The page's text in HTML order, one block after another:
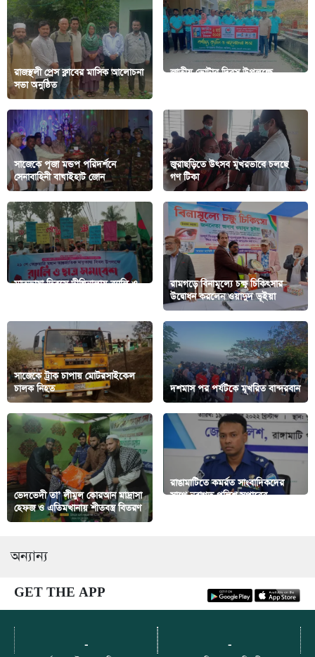
রাজস্থলী প্রেস ক্লাবের মাসিক আলোচনা
সভা অনুষ্ঠিত
জাতীয় ভোটার দিবস উপলক্ষে
সাজেকে পূজা মন্ডপ পরিদর্শনে
সেনাবাহিনী বাঘাইহাট জোন
জুরাছড়িতে উৎসব মূখরভাবে চলছে
গণ টিকা
মাতৃভাষা দিবসে দীঘিনালায় র‌্যালি ও
রামগড়ে বিনামূল্যে চক্ষু চিকিৎসার
উদ্বোধন করলেন ওয়াদুদ ভূইয়া
সাজেকে ট্রাক চাপায় মোটরসাইকেল
চালক নিহত
দশমাস পর পর্যটকে মূখরিত বান্দরবান
ভেদভেদী তা’ লীমুল কোরআন মাদ্রাসা
হেফজ ও এতিমখানায় শীতবস্ত্র বিতরণ
রাঙামাটিতে কমর্রত সাংবাদিকদের
সাথে নবাগত পুলিশ সুপারের
অন্যান্য
GET THE APP
- -